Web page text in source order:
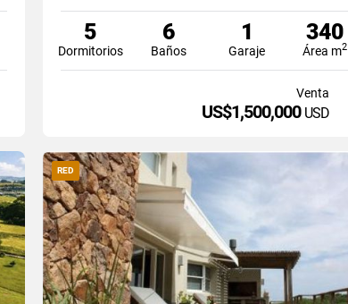
5
Dormitorios
6
Baños
1
Garaje
340
Área m2
Venta
US$1,500,000 USD
RED